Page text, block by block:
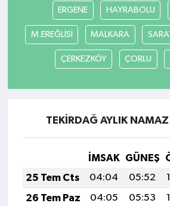
ERGENE HAYRABOLU
M.EREĞLİSİ MALKARA
ÇERKEZKÖY ÇORLU
TEKİRDAĞ AYLIK NAMAZ
İMSAK GÜNEŞ
25 Tem Cts
04:04 05:52
26 Tem Paz
04:05 05:53